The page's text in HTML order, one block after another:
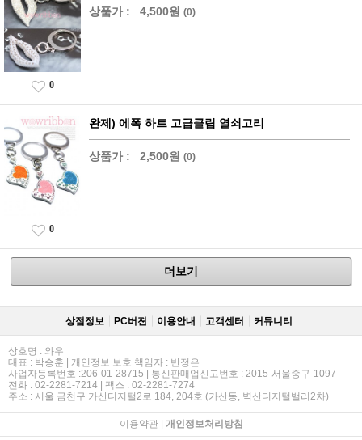
상품가 : 4,500원 (0)
0
완제) 에폭 하트 고급클립 열쇠고리
상품가 : 2,500원 (0)
0
더보기
상점정보 PC버젼 이용안내 고객센터 커뮤니티
상호명 : 와우
대표 : 박승훈 | 개인정보 보호 책임자 : 반정은
사업자등록번호 :206-01-28715 | 통신판매업신고번호 : 2015-서울중구-1097
전화 : 02-2281-7214 | 팩스 : 02-2281-7274
주소 : 서울 금천구 가산디지털2로 184, 204호 (가산동, 벽산디지털밸리2차)
이용약관| 개인정보처리방침